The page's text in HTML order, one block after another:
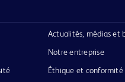
Actualités, médias et
Notre entreprise
Éthique et conformité